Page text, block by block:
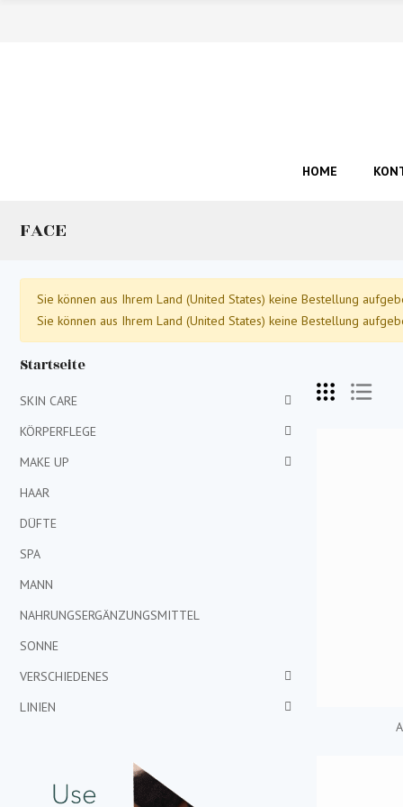
HOME
FACE
Sie können aus Ihrem Land (United States) keine Bestellung
Sie können aus Ihrem Land (United States) keine Bestellung
Startseite
SKIN CARE
KÖRPERFLEGE
MAKE UP
HAAR
DÜFTE
SPA
MANN
NAHRUNGSERGÄNZUNGSMITTEL
SONNE
VERSCHIEDENES
LINIEN